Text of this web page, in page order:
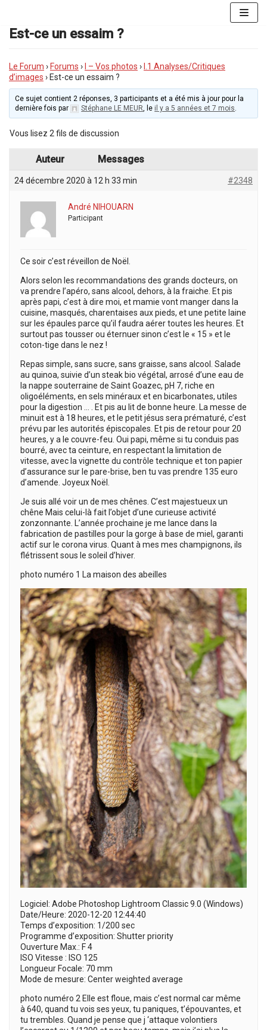
au
contenu
Est-ce un essaim ?
Le Forum › Forums › I – Vos photos ›
I.1 Analyses/Critiques
d’images › Est-ce un essaim ?
Ce sujet contient 2 réponses, 3 participants et a été mis à jour pour la
dernière fois par
Stéphane LE MEUR, le il y a 5 années et 7 mois.
Vous lisez 2 fils de discussion
Auteur Messages
24 décembre 2020 à 12 h 33 min #2348
André NIHOUARN
Participant
Ce soir c’est réveillon de Noël.
Alors selon les recommandations des grands docteurs, on
va prendre l’apéro, sans alcool, dehors, à la fraiche. Et pis
après papi, c’est à dire moi, et mamie vont manger dans la
cuisine, masqués, charentaises aux pieds, et une petite laine
sur les épaules parce qu’il faudra aérer toutes les heures. Et
surtout pas tousser ou éternuer sinon c’est le « 15 » et le
coton-tige dans le nez !
Repas simple, sans sucre, sans graisse, sans alcool. Salade
au quinoa, suivie d’un steak bio végétal, arrosé d’une eau de
la nappe souterraine de Saint Goazec, pH 7, riche en
oligoéléments, en sels minéraux et en bicarbonates, utiles
pour la digestion … . Et pis au lit de bonne heure. La messe de
minuit est à 18 heures, et le petit jésus sera prématuré, c’est
prévu par les autorités épiscopales. Et pis de retour pour 20
heures, y a le couvre-feu. Oui papi, même si tu conduis pas
bourré, avec ta ceinture, en respectant la limitation de
vitesse, avec la vignette du contrôle technique et ton papier
d’assurance sur le pare-brise, ben tu vas prendre 135 euro
d’amende. Joyeux Noël.
Je suis allé voir un de mes chênes. C’est majestueux un
chêne Mais celui-là fait l’objet d’une curieuse activité
zonzonnante. L’année prochaine je me lance dans la
fabrication de pastilles pour la gorge à base de miel, garanti
actif sur le corona virus. Quant à mes mes champignons, ils
flétrissent sous le soleil d’hiver.
photo numéro 1 La maison des abeilles
Logiciel: Adobe Photoshop Lightroom Classic 9.0 (Windows)
Date/Heure: 2020-12-20 12:44:40
Temps d’exposition: 1/200 sec
Programme d’exposition: Shutter priority
Ouverture Max.: F 4
ISO Vitesse : ISO 125
Longueur Focale: 70 mm
Mode de mesure: Center weighted average
photo numéro 2 Elle est floue, mais c’est normal car même
à 640, quand tu vois ses yeux, tu paniques, t’épouvantes, et
tu trembles. Quand je pense que j ‘attaque volontiers